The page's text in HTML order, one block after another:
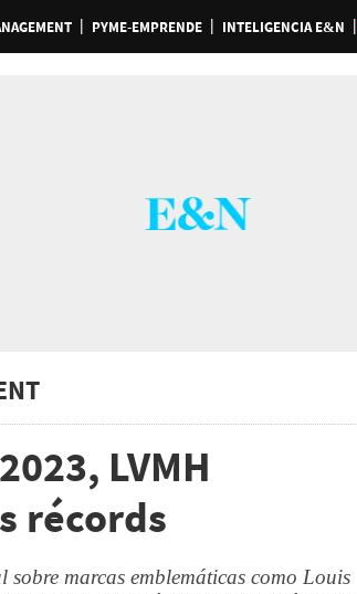
PYME-EMPRENDE INTELIGENCIA E&N
LVMH
récords
marcas emblemáticas como Louis